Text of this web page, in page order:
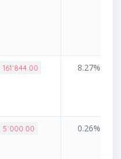
161˙844.00 8.27%
5˙000.00 0.26%